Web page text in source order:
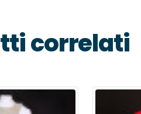
correlati